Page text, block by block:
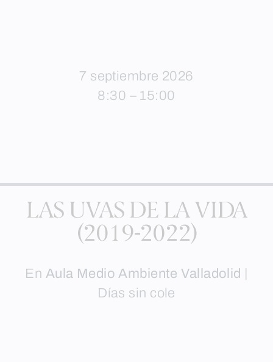
7 septiembre 2026
8:30 – 15:00
LAS UVAS DE LA VIDA
(2019-2022)
En Aula Medio Ambiente Valladolid
Días sin cole